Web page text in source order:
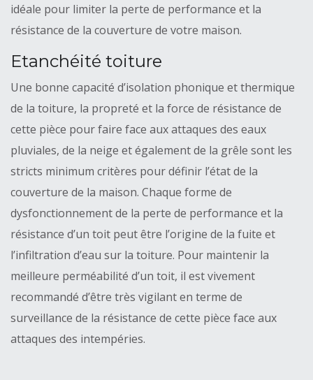
idéale pour limiter la perte de performance et la
résistance de la couverture de votre maison.
Etanchéité toiture
Une bonne capacité d’isolation phonique et thermique
de la toiture, la propreté et la force de résistance de
cette pièce pour faire face aux attaques des eaux
pluviales, de la neige et également de la grêle sont les
stricts minimum critères pour définir l’état de la
couverture de la maison. Chaque forme de
dysfonctionnement de la perte de performance et la
résistance d’un toit peut être l’origine de la fuite et
l’infiltration d’eau sur la toiture. Pour maintenir la
meilleure perméabilité d’un toit, il est vivement
recommandé d’être très vigilant en terme de
surveillance de la résistance de cette pièce face aux
attaques des intempéries.